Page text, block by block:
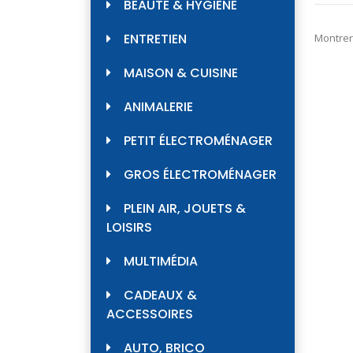
BEAUTÉ & HYGIÈNE
ENTRETIEN
MAISON & CUISINE
ANIMALERIE
PETIT ÉLECTROMÉNAGER
GROS ÉLECTROMÉNAGER
PLEIN AIR, JOUETS &
LOISIRS
MULTIMÉDIA
CADEAUX &
ACCESSOIRES
AUTO, BRICO